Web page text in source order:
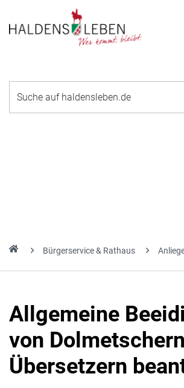
Bürgerservice & Rathaus
Allgemeine
von
Übersetzern